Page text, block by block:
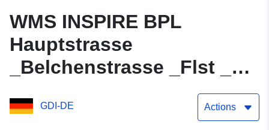
WMS INSPIRE BPL
Hauptstrasse
_Belchenstrasse _Flst _Nr
GDI-DE Actions